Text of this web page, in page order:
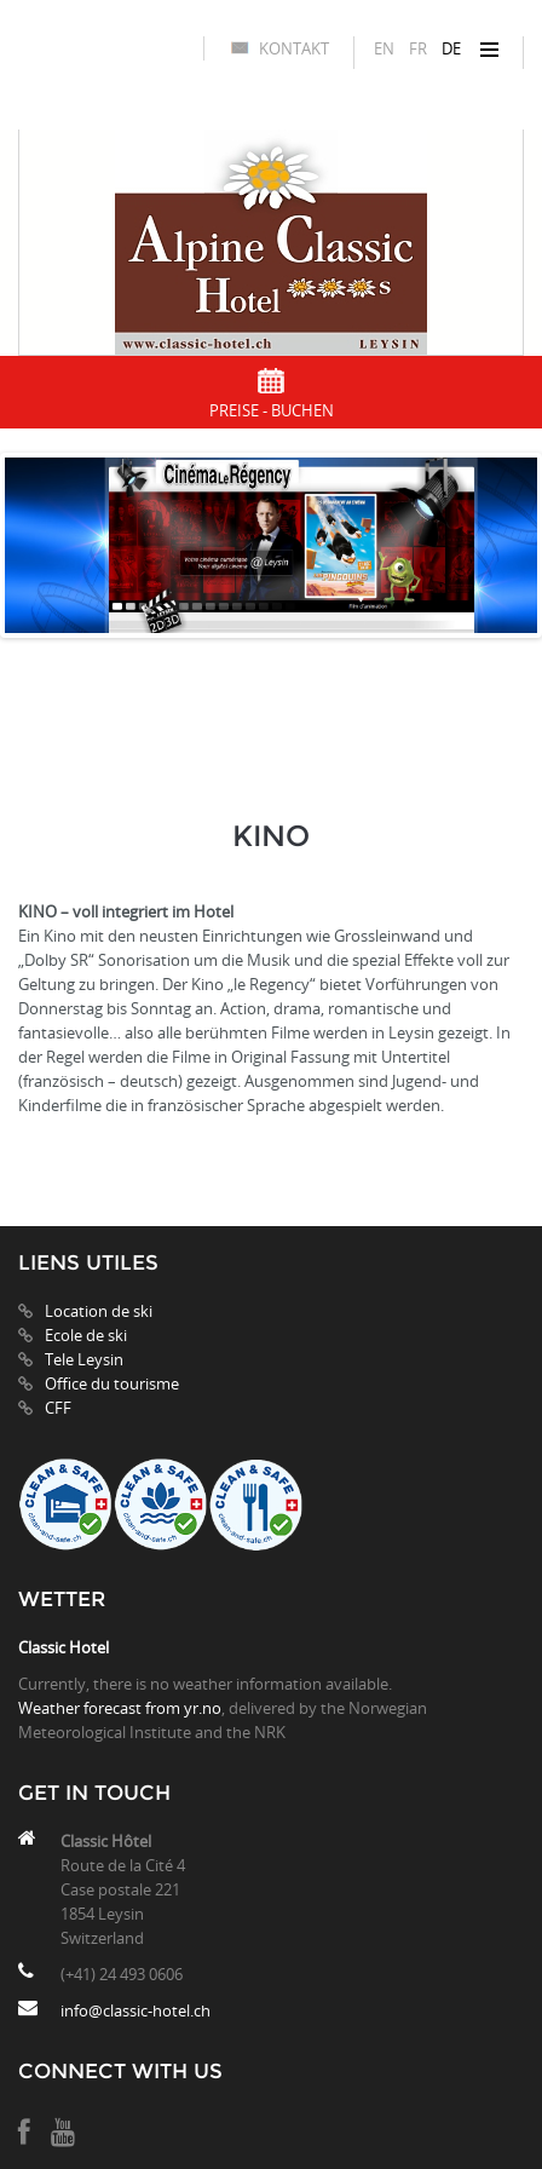
EN FR DE
KONTAKT
PREISE - BUCHEN
KINO
KINO – voll integriert im Hotel
Ein Kino mit den neusten Einrichtungen wie Grossleinwand und
„Dolby SR“ Sonorisation um die Musik und die spezial Effekte voll zur
Geltung zu bringen. Der Kino „le Regency“ bietet Vorführungen von
Donnerstag bis Sonntag an. Action, drama, romantische und
fantasievolle… also alle berühmten Filme werden in Leysin gezeigt. In
der Regel werden die Filme in Original Fassung mit Untertitel
(französisch – deutsch) gezeigt. Ausgenommen sind Jugend- und
Kinderfilme die in französischer Sprache abgespielt werden.
LIENS UTILES
Location de ski
Ecole de ski
Tele Leysin
Office du tourisme
CFF
WETTER
Classic Hotel
Currently, there is no weather information available.
Weather forecast from yr.no , delivered by the Norwegian
Meteorological Institute and the NRK
GET IN TOUCH
Classic Hôtel
Route de la Cité 4
Case postale 221
1854 Leysin
Switzerland
(+41) 24 493 0606
info@classic-hotel.ch
CONNECT WITH US